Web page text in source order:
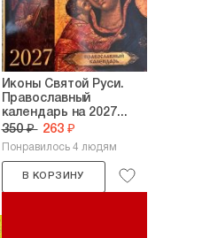
Иконы Святой Руси.
Православный
календарь на 2027...
350 ₽ 263 ₽
Понравилось 4 людям
В КОРЗИНУ